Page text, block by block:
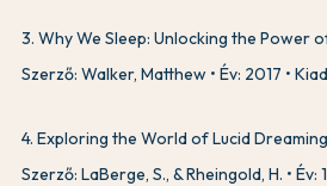
3. Why We Sleep: Unlocking the Power
Szerző: Walker, Matthew
Év: 2017
4. Exploring the World of Lucid Dreaming
Szerző: LaBerge, S., & Rheingold, H.
Év: